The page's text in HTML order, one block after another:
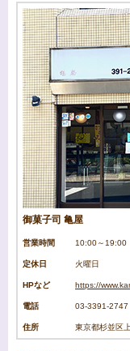
御菓子司 亀屋
営業時間 10:00～19:00
定休日 火曜日
HPなど https://
電話 03-3391-2747
住所 東京都杉並区